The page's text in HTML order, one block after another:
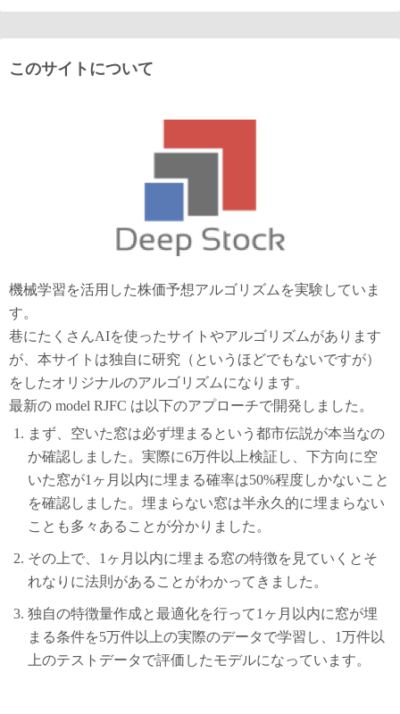
このサイトについて
機械学習を活用した株価予想アルゴリズムを実験していま
す。
巷にたくさんAIを使ったサイトやアルゴリズムがあります
が、本サイトは独自に研究（というほどでもないですが）
をしたオリジナルのアルゴリズムになります。
最新の model RJFC は以下のアプローチで開発しました。
まず、空いた窓は必ず埋まるという都市伝説が本当なの
か確認しました。実際に6万件以上検証し、下方向に空
いた窓が1ヶ月以内に埋まる確率は50%程度しかないこと
を確認しました。埋まらない窓は半永久的に埋まらない
ことも多々あることが分かりました。
その上で、1ヶ月以内に埋まる窓の特徴を見ていくとそ
れなりに法則があることがわかってきました。
独自の特徴量作成と最適化を行って1ヶ月以内に窓が埋
まる条件を5万件以上の実際のデータで学習し、1万件以
上のテストデータで評価したモデルになっています。